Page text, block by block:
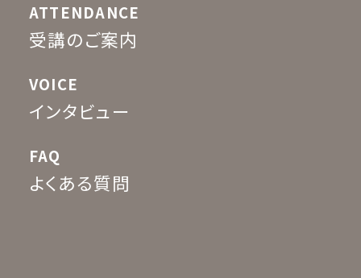
ATTENDANCE
受講のご案内
VOICE
インタビュー
FAQ
よくある質問